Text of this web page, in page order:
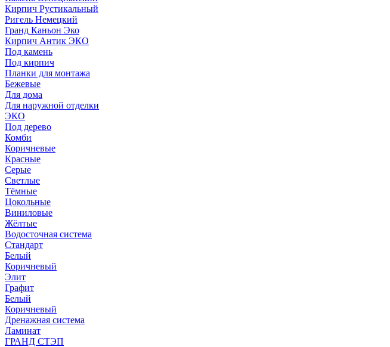
Кирпич Рустикальный
Ригель Немецкий
Гранд Каньон Эко
Кирпич Антик ЭКО
Под камень
Под кирпич
Планки для монтажа
Бежевые
Для дома
Для наружной отделки
ЭКO
Под дерево
Комби
Коричневые
Красные
Серые
Светлые
Тёмные
Цокольные
Виниловые
Жёлтые
Водосточная система
Стандарт
Белый
Коричневый
Элит
Графит
Белый
Коричневый
Дренажная система
Ламинат
ГРАНД СТЭП